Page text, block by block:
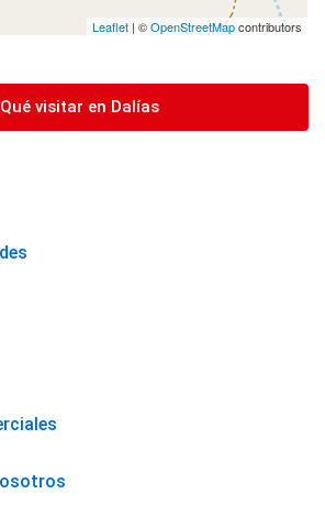
Leaflet | ©OpenStreetMapcontributors
Qué visitar en Dalías